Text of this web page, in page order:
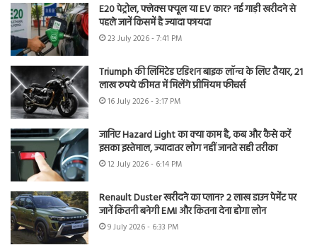
E20 पेट्रोल, फ्लेक्स फ्यूल या EV कार? नई गाड़ी खरीदने से
पहले जानें किसमें है ज्यादा फायदा
23 July 2026 - 7:41 PM
Triumph की लिमिटेड एडिशन बाइक लॉन्च के लिए तैयार, 21
लाख रुपये कीमत में मिलेंगे प्रीमियम फीचर्स
16 July 2026 - 3:17 PM
जानिए Hazard Light का क्या काम है, कब और कैसे करें
इसका इस्तेमाल, ज्यादातर लोग नहीं जानते सही तरीका
12 July 2026 - 6:14 PM
Renault Duster खरीदने का प्लान? 2 लाख डाउन पेमेंट पर
जानें कितनी बनेगी EMI और कितना देना होगा लोन
9 July 2026 - 6:33 PM